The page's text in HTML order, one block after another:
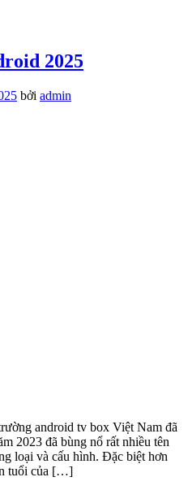
2025
bởi admin
android tv box Việt Nam đã
2023 đã bùng nổ rất nhiều tên
loại và cấu hình. Đặc biệt hơn
tuổi của […]